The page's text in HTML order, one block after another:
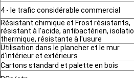
4 - le trafic considérable commercial
Résistant chimique et Frost résistants,
résistant à l'acide, antibactérien,
thermique, résistante à l'usure
Utilisation dans le plancher et le mur
d'intérieur et extérieurs
Cartons standard et palette en bois